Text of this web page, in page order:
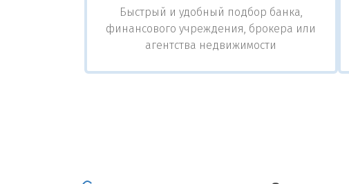
Быстрый и удобный подбор банка,
финансового учреждения, брокера или
агентства недвижимости